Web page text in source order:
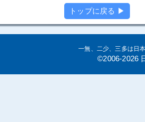
トップに戻る ▶
一無、二少、三多は日
©2006-2026